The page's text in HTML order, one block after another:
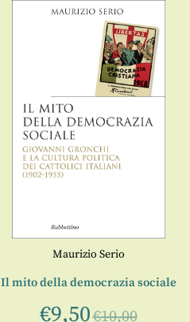
Maurizio Serio
Il mito della democrazia sociale
€9,50€10,00